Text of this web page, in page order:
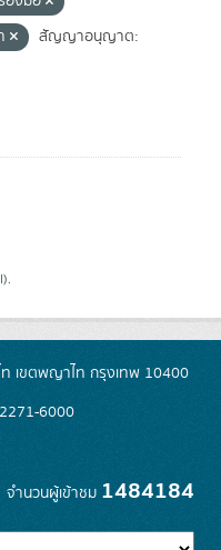
สัญญาอนุญาต:
).
เขตพญาไท กรุงเทพ 10400
6000
จำนวนผู้เข้าชม 1484184